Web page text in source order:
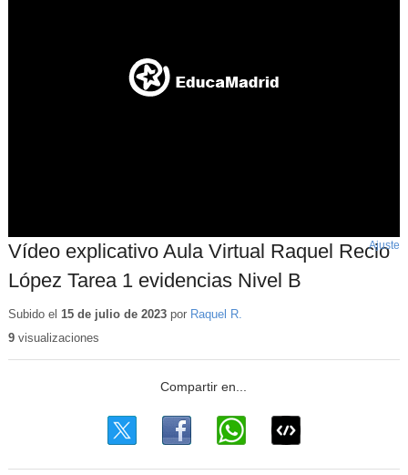
Vídeo explicativo Aula Virtual Raquel Recio
López Tarea 1 evidencias Nivel B
Ajuste
Subido el 15 de julio de 2023por Raquel R.
9visualizaciones